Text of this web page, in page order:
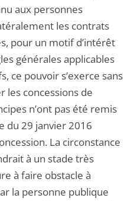
aux personnes
les contrats
pour un motif d’intérêt
générales applicables
ce pouvoir s’exerce sans
les concessions de
n’ont pas été remis
du 29 janvier 2016
La circonstance
à un stade très
à faire obstacle à
la personne publique